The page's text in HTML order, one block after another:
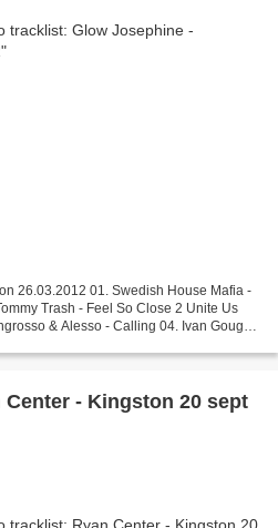
26.03.2012 01. Swedish House Mafia -
Trash - Feel So Close 2 Unite Us
& Alesso - Calling 04. Ivan Gough
- Kingston 20 sept